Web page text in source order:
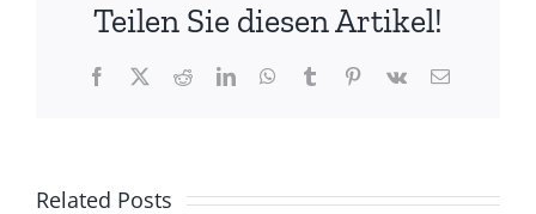
Teilen Sie diesen Artikel!
Facebook
X RedditLinkedInWhatsApp
TumblrPinterest
Vk Email
Related Posts